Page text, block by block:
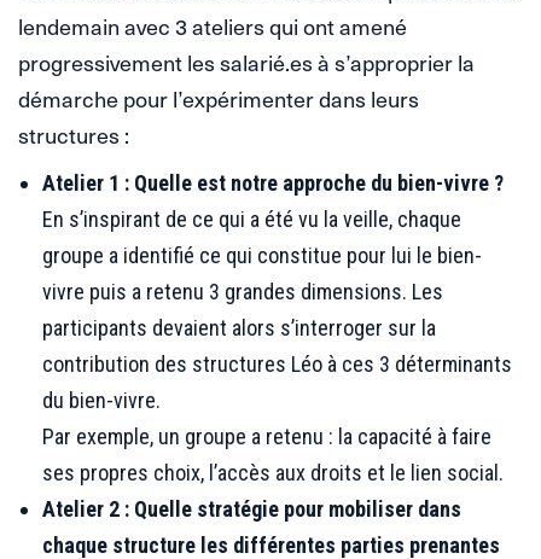
lendemain avec 3 ateliers qui ont amené
progressivement les salarié.es à s’approprier la
démarche pour l’expérimenter dans leurs
structures :
Atelier 1 : Quelle est notre approche du bien-vivre ?
En s’inspirant de ce qui a été vu la veille, chaque
groupe a identifié ce qui constitue pour lui le bien-
vivre puis a retenu 3 grandes dimensions. Les
participants devaient alors s’interroger sur la
contribution des structures Léo à ces 3 déterminants
du bien-vivre.
Par exemple, un groupe a retenu : la capacité à faire
ses propres choix, l’accès aux droits et le lien social.
Atelier 2 : Quelle stratégie pour mobiliser dans
chaque structure les différentes parties prenantes